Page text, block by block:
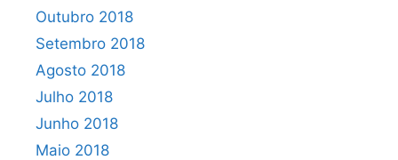
Outubro 2018
Setembro 2018
Agosto 2018
Julho 2018
Junho 2018
Maio 2018